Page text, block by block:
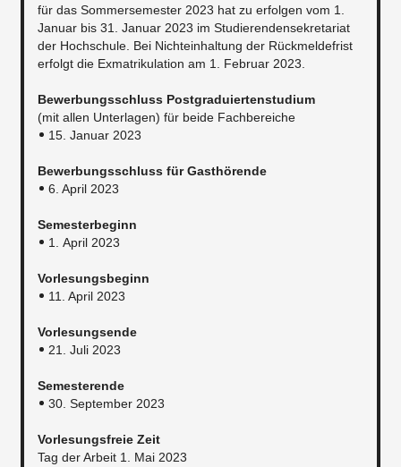
für das Sommersemester 2023 hat zu erfolgen vom 1.
Januar bis 31. Januar 2023 im Studierendensekretariat
der Hochschule. Bei Nichteinhaltung der Rückmeldefrist
erfolgt die Exmatrikulation am 1. Februar 2023.​
Bewerbungsschluss Postgraduiertenstudium
(mit allen Unterlagen) für beide Fachbereiche
15. Januar 2023
Bewerbungsschluss für Gasthörende
6. April 2023
Semesterbeginn
1. April 2023
Vorlesungsbeginn
11. April 2023
Vorlesungsende
21. Juli 2023
Semesterende
30. September 2023
Vorlesungsfreie Zeit
Tag der Arbeit 1. Mai 2023